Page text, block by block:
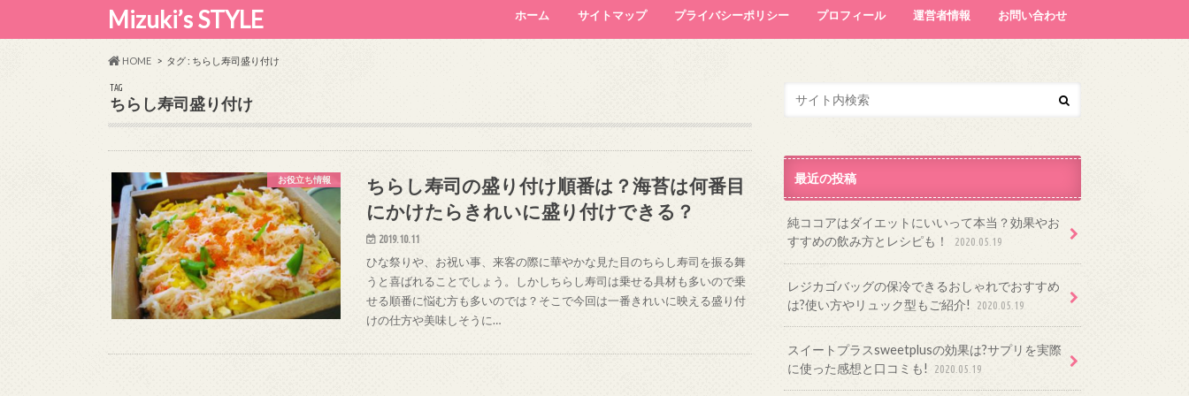
Mizuki’s STYLE ホーム サイトマップ プライバシーポリシー プロフィール 運営者情報 お問い合わせ
HOME タグ : ちらし寿司盛り付け
TAG
ちらし寿司盛り付け
お役立ち情報
ちらし寿司の盛り付け順番は？海苔は何番目
にかけたらきれいに盛り付けできる？
2019.10.11
ひな祭りや、お祝い事、来客の際に華やかな見た目のちらし寿司を振る舞
うと喜ばれることでしょう。しかしちらし寿司は乗せる具材も多いので乗
せる順番に悩む方も多いのでは？そこで今回は一番きれいに映える盛り付
けの仕方や美味しそうに…
最近の投稿
純ココアはダイエットにいいって本当？効果やお
すすめの飲み方とレシピも！
2020.05.19
レジカゴバッグの保冷できるおしゃれでおすすめ
は?使い方やリュック型もご紹介!
2020.05.19
スイートプラスsweetplusの効果は?サプリを実際
に使った感想と口コミも!
2020.05.19